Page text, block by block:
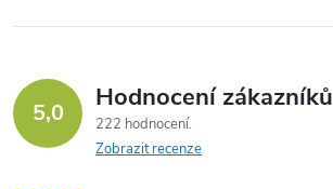
5,0 Hodnocení zákazníků
222 hodnocení
Zobrazit recenze